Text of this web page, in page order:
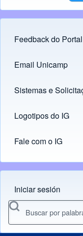
Footer menu
Feedback do Portal
Links
Email Unicamp
(opens in new tab)
Sistemas e
(opens in new tab)
Logotipos do IG
(opens in new tab)
Fale com o IG
Menu do usuário
Iniciar sesión
Buscar